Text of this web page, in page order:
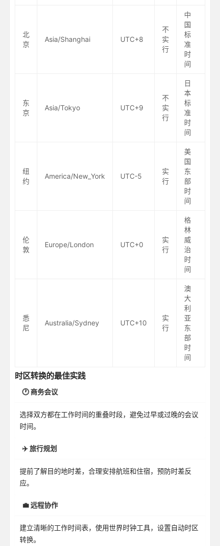
北
京
Asia/Shanghai UTC+8
不
实
行
中
国
标
准
时
间
东
京
Asia/Tokyo UTC+9
不
实
行
日
本
标
准
时
间
纽
约
America/New_York UTC-5
实
行
美
国
东
部
时
间
伦
敦
Europe/London UTC+0
实
行
格
林
威
治
时
间
悉
尼
Australia/Sydney UTC+10
实
行
澳
大
利
亚
东
部
时
间
时区转换的最佳实践
🕐 商务会议
选择双方都在工作时间的重叠时段，避免过早或过晚的会议
时间。
✈️ 旅行规划
提前了解目的地时差，合理安排航班和住宿，预防时差反
应。
💼 远程协作
建立清晰的工作时间表，使用世界时钟工具，设置自动时区
转换。